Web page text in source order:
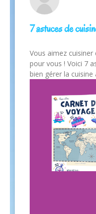
7 astuces de
Vous aimez
pour vous ! Voici 7
bien gérer la